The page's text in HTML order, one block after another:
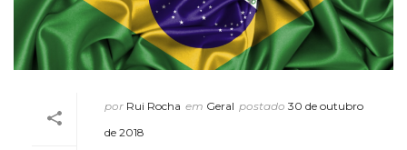
por Rui Rocha em Geral postado 30 de outubro
de 2018